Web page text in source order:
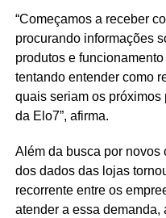
“Começamos a receber
procurando informações
produtos e
tentando entender como
quais seriam os
da Elo7”, afirma.
Além da busca por novos
dos dados das lojas
recorrente entre os
atender a essa